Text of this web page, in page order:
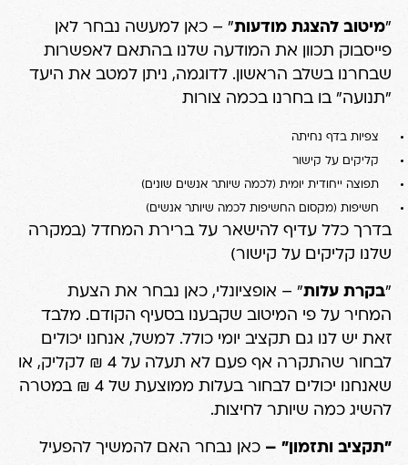
"מיטוב להצגת מודעות" – כאן למעשה נבחר לאן
פייסבוק תכוון את המודעה שלנו בהתאם לאפשרות
שבחרנו בשלב הראשון. לדוגמה, ניתן למטב את היעד
"תנועה" בו בחרנו בכמה צורות
צפיות בדף נחיתה
קליקים על קישור
תפוצה ייחודית יומית (לכמה שיותר אנשים שונים)
חשיפות (מקסום החשיפות לכמה שיותר אנשים)
בדרך כלל עדיף להישאר על ברירת המחדל (במקרה
שלנו קליקים על קישור)
"בקרת עלות" – אופציונלי, כאן נבחר את הצעת
המחיר על פי המיטוב שקבענו בסעיף הקודם. מלבד
זאת יש לנו גם תקציב יומי כולל. למשל, אנחנו יכולים
לבחור שהתקרה אף פעם לא תעלה על 4 ₪ לקליק, או
שאנחנו יכולים לבחור בעלות ממוצעת של 4 ₪ במטרה
להשיג כמה שיותר לחיצות.
"תקציב ותזמון" – כאן נבחר האם להמשיך להפעיל